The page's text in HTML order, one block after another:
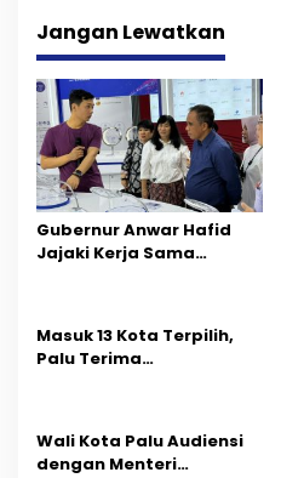
g
a
s
i
p
o
s
Jangan Lewatkan
Gubernur Anwar Hafid
Jajaki Kerja Sama
Masuk 13 Kota Terpilih,
Palu Terima
Wali Kota Palu Audiensi
dengan Menteri